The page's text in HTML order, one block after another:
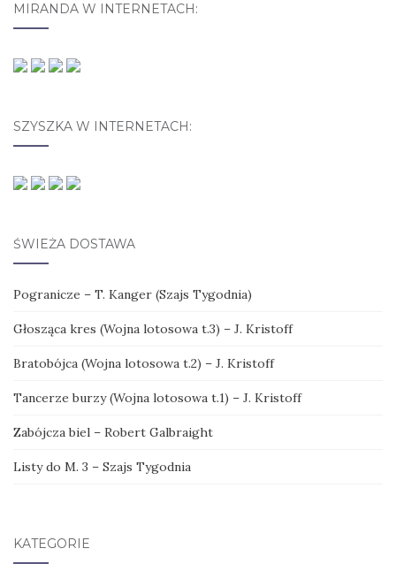
MIRANDA W INTERNETACH:
SZYSZKA W INTERNETACH:
ŚWIEŻA DOSTAWA
Pogranicze – T. Kanger (Szajs Tygodnia)
Głosząca kres (Wojna lotosowa t.3) – J. Kristoff
Bratobójca (Wojna lotosowa t.2) – J. Kristoff
Tancerze burzy (Wojna lotosowa t.1) – J. Kristoff
Zabójcza biel – Robert Galbraight
Listy do M. 3 – Szajs Tygodnia
KATEGORIE